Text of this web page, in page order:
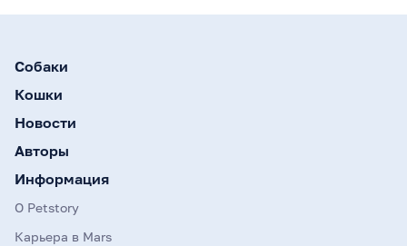
Собаки
Кошки
Новости
Авторы
Информация
О Petstory
Карьера в Mars